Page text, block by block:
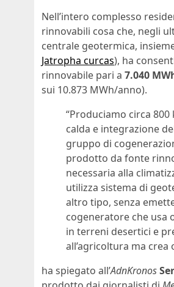
Nell’intero complesso
rinnovabili cosa che, negli
centrale geotermica,
Jatropha curcas), ha
rinnovabile pari a 7.040
sui 10.873 MWh/anno).
“Produciamo circa
calda e integrazione
gruppo di
prodotto da fonte
necessaria alla
utilizza sistema di
altro tipo, senza
cogeneratore che usa
in terreni desertici e
all’agricoltura ma crea
ha spiegato all’AdnKronos